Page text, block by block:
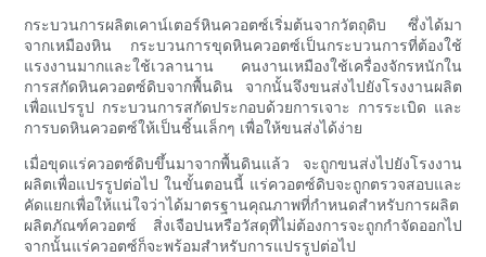
กระบวนการผลิตเคาน์เตอร์หินควอตซ์เริ่มต้นจากวัตถุดิบ ซึ่งได้มา
จากเหมืองหิน กระบวนการขุดหินควอตซ์เป็นกระบวนการที่ต้องใช้
แรงงานมากและใช้เวลานาน คนงานเหมืองใช้เครื่องจักรหนักใน
การสกัดหินควอตซ์ดิบจากพื้นดิน จากนั้นจึงขนส่งไปยังโรงงานผลิต
เพื่อแปรรูป กระบวนการสกัดประกอบด้วยการเจาะ การระเบิด และ
การบดหินควอตซ์ให้เป็นชิ้นเล็กๆ เพื่อให้ขนส่งได้ง่าย
เมื่อขุดแร่ควอตซ์ดิบขึ้นมาจากพื้นดินแล้ว จะถูกขนส่งไปยังโรงงาน
ผลิตเพื่อแปรรูปต่อไป ในขั้นตอนนี้ แร่ควอตซ์ดิบจะถูกตรวจสอบและ
คัดแยกเพื่อให้แน่ใจว่าได้มาตรฐานคุณภาพที่กำหนดสำหรับการผลิต
ผลิตภัณฑ์ควอตซ์ สิ่งเจือปนหรือวัสดุที่ไม่ต้องการจะถูกกำจัดออกไป
จากนั้นแร่ควอตซ์ก็จะพร้อมสำหรับการแปรรูปต่อไป